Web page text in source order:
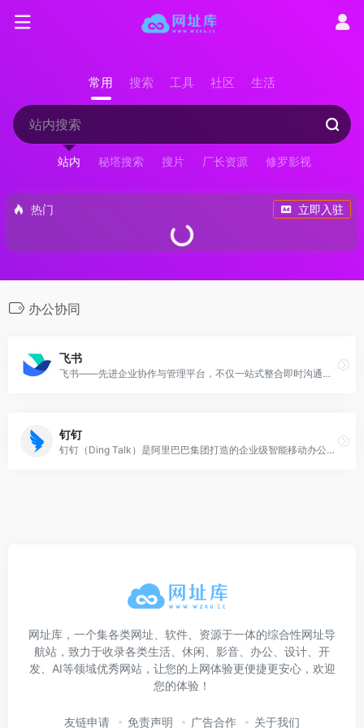
常用 搜索 工具 社区 生活
站内 秘塔搜索 搜片 厂长资源 修罗影视
热门 立即入驻
办公协同
飞书
飞书——先进企业协作与管理平台，不仅一站式整合即时沟通、智能日历、音视频会议、飞书文档、云盘等办公协作套件，更提供飞书OKR、飞书招聘、飞书绩效等组织管理产品，让目标更清晰，信息流动更顺畅，每一个人工作更高效更愉悦。先进团队，先用飞书。
钉钉
钉钉（Ding Talk）是阿里巴巴集团打造的企业级智能移动办公平台，引领未来新一代工作方式，将陪伴每一个企业成长，是数字经济时代的企业组织协同办公和应用开发平台，是新生产力工具。
网址库，一个集各类网址、软件、资源于一体的综合性网址导
航站，致力于收录各类生活、休闲、影音、办公、设计、开
发、AI等领域优秀网站，让您的上网体验更便捷更安心，欢迎
您的体验！
友链申请 免责声明 广告合作 关于我们